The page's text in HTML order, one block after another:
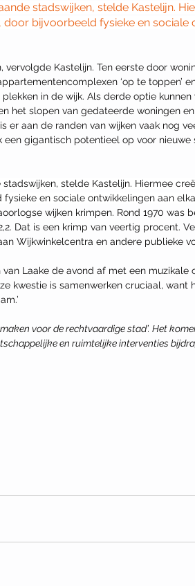
stadswijken, stelde Kastelijn.
bijvoorbeeld fysieke en sociale
Kastelijn. Ten eerste door
‘op te toppen’ en
in de wijk. Als derde optie
het slopen van gedateerde woningen
er aan de randen van wijken vaak nog
gigantisch potentieel op voor nieuwe
stelde Kastelijn. Hiermee
en sociale ontwikkelingen aan
wijken krimpen. Rond 1970 was
Dat is een krimp van veertig procent.
Wijkwinkelcentra en andere publieke
Laake de avond af met een muzikale
kwestie is samenwerken cruciaal, want
voor de rechtvaardige stad’. Het
en ruimtelijke interventies